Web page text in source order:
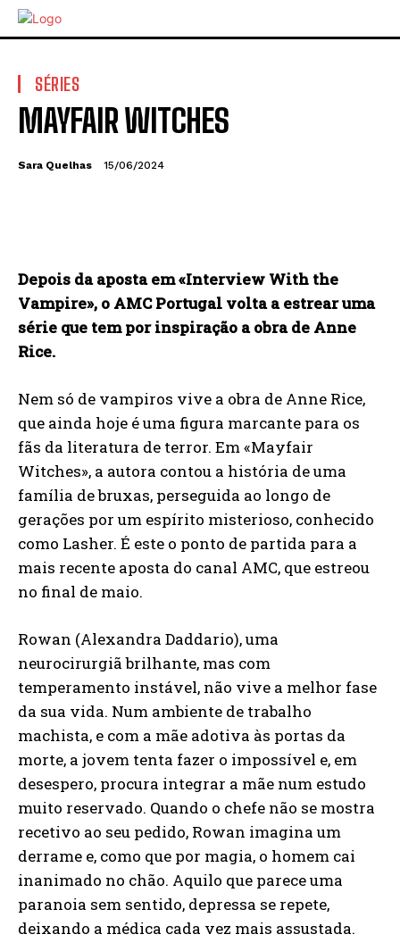
SÉRIES
MAYFAIR WITCHES
Sara Quelhas 15/06/2024
Depois da aposta em «Interview With the
Vampire», o AMC Portugal volta a estrear uma
série que tem por inspiração a obra de Anne
Rice.
Nem só de vampiros vive a obra de Anne Rice,
que ainda hoje é uma figura marcante para os
fãs da literatura de terror. Em «Mayfair
Witches», a autora contou a história de uma
família de bruxas, perseguida ao longo de
gerações por um espírito misterioso, conhecido
como Lasher. É este o ponto de partida para a
mais recente aposta do canal AMC, que estreou
no final de maio.
Rowan (Alexandra Daddario), uma
neurocirurgiã brilhante, mas com
temperamento instável, não vive a melhor fase
da sua vida. Num ambiente de trabalho
machista, e com a mãe adotiva às portas da
morte, a jovem tenta fazer o impossível e, em
desespero, procura integrar a mãe num estudo
muito reservado. Quando o chefe não se mostra
recetivo ao seu pedido, Rowan imagina um
derrame e, como que por magia, o homem cai
inanimado no chão. Aquilo que parece uma
paranoia sem sentido, depressa se repete,
deixando a médica cada vez mais assustada.